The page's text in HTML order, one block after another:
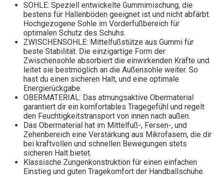
SOHLE: Speziell entwickelte Gummimischung, die
bestens für Hallenböden geeignet ist und nicht abfärbt.
Hochgezogene Sohle im Vorderfußbereich für
optimalen Schutz des Schuhs.
ZWISCHENSOHLE: Mittelfußstütze aus Gummi für
beste Stabilität. Die einzigartige Form der
Zwischensohle absorbiert die einwirkenden Kräfte und
leitet sie bestmöglich an die Außensohle weiter. So
hast du einen sicheren Halt, und eine optimale
Energierückgabe.
OBERMATERIAL: Das atmungsaktive Obermaterial
garantiert dir ein komfortables Tragegefühl und regelt
den Feuchtigkeitstransport von innen nach außen.
Das Obermaterial hat im Mittelfuß-, Fersen-, und
Zehenbereich eine Verstärkung aus Mikrofasern, die dir
bei kraftvollen und schnellen Bewegungen stets
sicheren Halt bietet.
Klassische Zungenkonstruktion für einen einfachen
Einstieg und guten Tragekomfort der Handballschuhe.